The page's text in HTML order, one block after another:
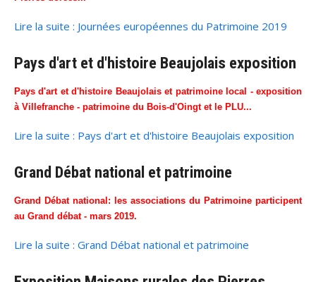
Lire la suite : Journées européennes du Patrimoine 2019
Pays d'art et d'histoire Beaujolais exposition
Pays d'art et d'histoire Beaujolais et patrimoine local - exposition
à Villefranche - patrimoine du Bois-d'Oingt et le PLU...
Lire la suite : Pays d'art et d'histoire Beaujolais exposition
Grand Débat national et patrimoine
Grand Débat national: les associations du Patrimoine participent
au Grand débat - mars 2019.
Lire la suite : Grand Débat national et patrimoine